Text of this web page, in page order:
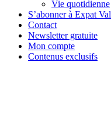
Vie quotidienne
S’abonner à Expat
Contact
Newsletter gratuite
Mon compte
Contenus exclusifs